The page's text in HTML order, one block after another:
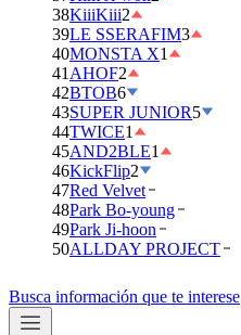
38KiiiKiii2
39LE SSERAFIM3
40MONSTA X1
41 AHOF2
42BTOB6
43SUPER JUNIOR5
44TWICE1
45AND2BLE1
46KickFlip2
47Red Velvet
48Park Bo-young
49Park Ji-hoon
50ALLDAY PROJECT
Busca información que te interese